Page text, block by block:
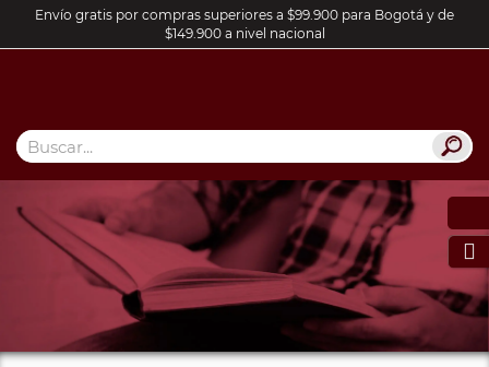
Envío gratis por compras superiores a $99.900 para Bogotá y de
$149.900 a nivel nacional
